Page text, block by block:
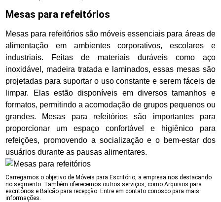
Mesas para refeitórios
Mesas para refeitórios são móveis essenciais para áreas de
alimentação em ambientes corporativos, escolares e
industriais. Feitas de materiais duráveis como aço
inoxidável, madeira tratada e laminados, essas mesas são
projetadas para suportar o uso constante e serem fáceis de
limpar. Elas estão disponíveis em diversos tamanhos e
formatos, permitindo a acomodação de grupos pequenos ou
grandes. Mesas para refeitórios são importantes para
proporcionar um espaço confortável e higiênico para
refeições, promovendo a socialização e o bem-estar dos
usuários durante as pausas alimentares.
Carregamos o objetivo de Móveis para Escritório, a empresa nos destacando
no segmento. Também oferecemos outros serviços, como Arquivos para
escritórios e Balcão para recepção. Entre em contato conosco para mais
informações.